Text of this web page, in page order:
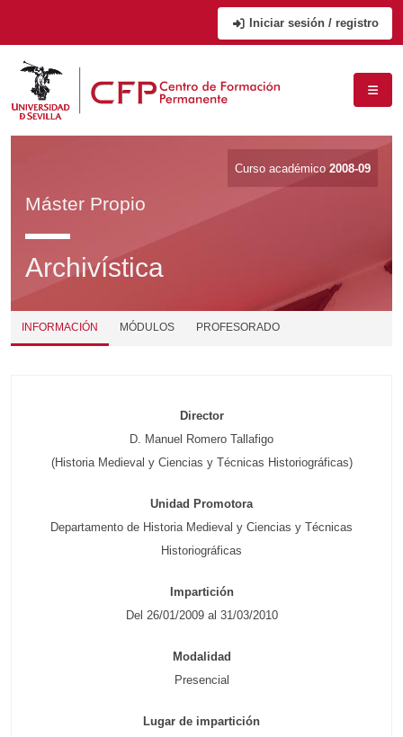
Iniciar sesión / registro
Curso académico 2008-09
Máster Propio
Archivística
INFORMACIÓN MÓDULOS PROFESORADO
Director
D. Manuel Romero Tallafigo
(Historia Medieval y Ciencias y Técnicas Historiográficas)
Unidad Promotora
Departamento de Historia Medieval y Ciencias y Técnicas
Historiográficas
Impartición
Del 26/01/2009 al 31/03/2010
Modalidad
Presencial
Lugar de impartición